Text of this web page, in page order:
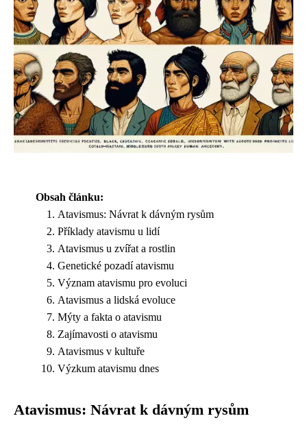
Obsah článku:
Atavismus: Návrat k dávným rysům
Příklady atavismu u lidí
Atavismus u zvířat a rostlin
Genetické pozadí atavismu
Význam atavismu pro evoluci
Atavismus a lidská evoluce
Mýty a fakta o atavismu
Zajímavosti o atavismu
Atavismus v kultuře
Výzkum atavismu dnes
Atavismus: Návrat k dávným rysům